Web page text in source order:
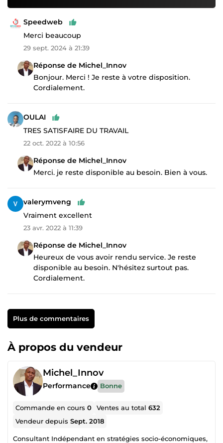
Speedweb
Merci beaucoup
29 sept. 2024 à 21:39
Réponse de Michel_Innov
Bonjour. Merci ! Je reste à votre disposition.
Cordialement.
OULAI
TRES SATISFAIRE DU TRAVAIL
22 oct. 2022 à 10:56
Réponse de Michel_Innov
Merci. je reste disponible au besoin. Bien à vous.
valerymveng
Vraiment excellent
23 avr. 2022 à 11:39
Réponse de Michel_Innov
Heureux de vous avoir rendu service. Je reste
disponible au besoin. N'hésitez surtout pas.
Cordialement.
Plus de commentaires
À propos du vendeur
Michel_Innov
Performance Bonne
Commande en cours0 Ventes au total632
Vendeur depuisSept. 2018
Consultant Indépendant en stratégies socio-économiques,